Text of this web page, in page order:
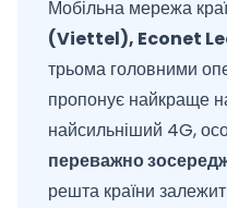
Мобільна мережа
(Viettel), Econet
трьома головними
пропонує найкраще
найсильніший 4G,
переважно
решта країни